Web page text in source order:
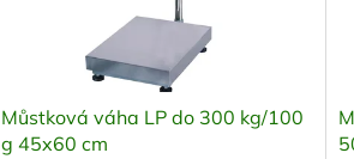
Můstková váha LP do 300 kg/100
g 45x60 cm